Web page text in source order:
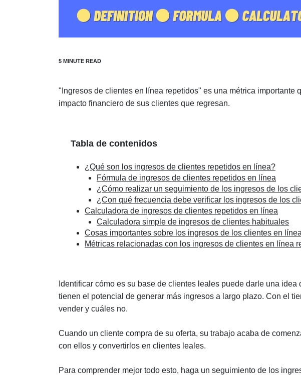
"Ingresos de clientes en línea repetidos" es una métrica importante
impacto financiero de sus clientes que regresan.
Tabla de contenidos
¿Qué son los ingresos de clientes repetidos en línea?
Fórmula de ingresos de clientes repetidos en línea
¿Cómo realizar un seguimiento de los ingresos de los
¿Con qué frecuencia debe verificar los ingresos de los
Calculadora de ingresos de clientes repetidos en línea
Calculadora simple de ingresos de clientes habituales
Cosas importantes sobre los ingresos de los clientes en
Métricas relacionadas con los ingresos de clientes en línea
Identificar cómo es su base de clientes leales puede darle una
tienen el potencial de generar más ingresos a largo plazo. Con el
vender y cuáles no.
Cuando un cliente compra de su oferta, su trabajo acaba de
con ellos y convertirlos en clientes leales.
Para comprender mejor todo esto, haga un seguimiento de los